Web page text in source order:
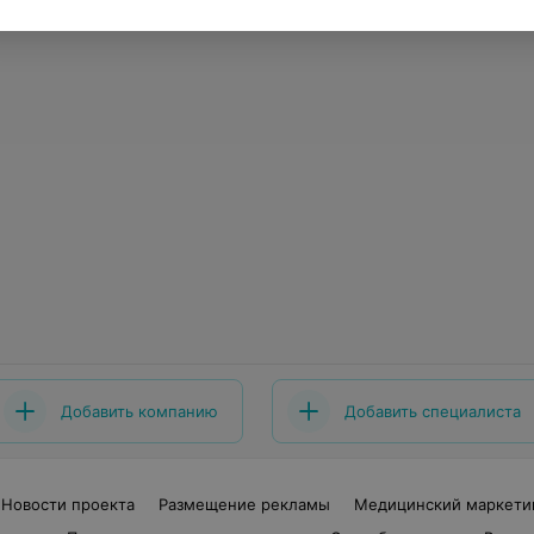
Добавить компанию Добавить специалиста
Новости проекта Размещение рекламы
Медицинский